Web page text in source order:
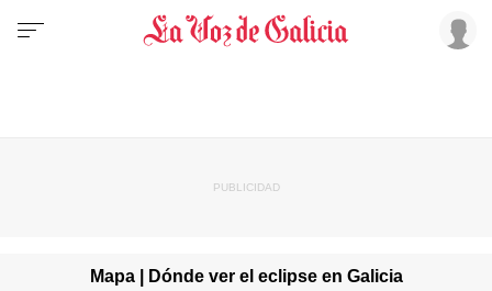
Mapa | Dónde ver el eclipse en Galicia